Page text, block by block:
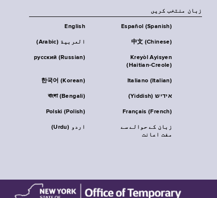
زبان منتخب کریں
English Español (Spanish)
العربية (Arabic) 中文 (Chinese)
русский (Russian)
Kreyòl Ayisyen
(Haitian-Creole)
한국어 (Korean) Italiano (Italian)
বাংলা (Bengali) אידיש (Yiddish)
Polski (Polish) Français (French)
اردو (Urdu)
زبان کے حوالے سے
مفت اعانت